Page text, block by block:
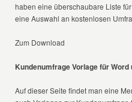
haben eine überschaubare Liste
eine Auswahl an kostenlosen
Zum Download
Kundenumfrage Vorlage für Word
Auf dieser Seite findet man eine